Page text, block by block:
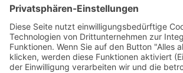
Mollenhauer Adresse
Downloads